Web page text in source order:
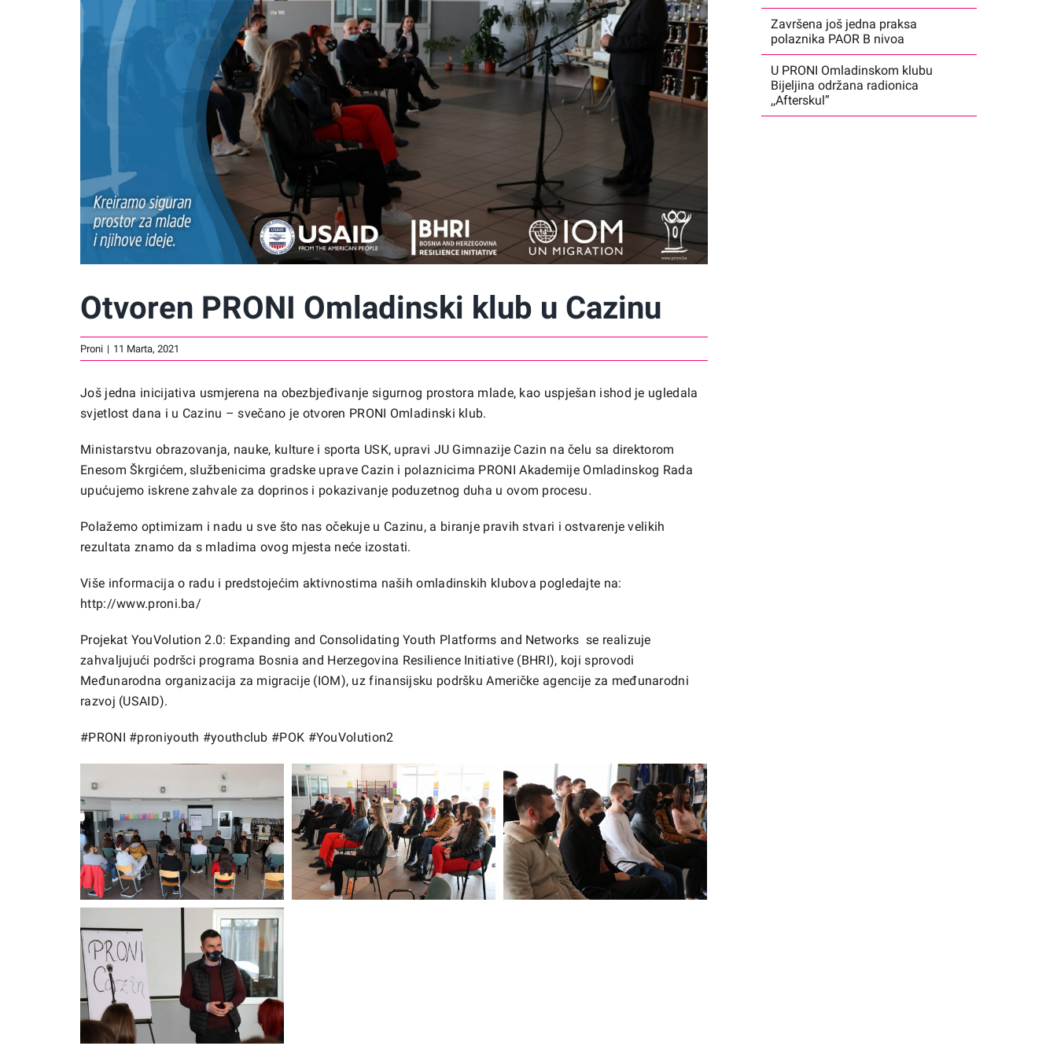
Otvoren PRONI Omladinski klub u Cazinu
Proni | 11 Marta, 2021
Još jedna inicijativa usmjerena na obezbjeđivanje sigurnog prostora mlade, kao uspješan ishod je ugledala
svjetlost dana i u Cazinu – svečano je otvoren PRONI Omladinski klub.
Ministarstvu obrazovanja, nauke, kulture i sporta USK, upravi JU Gimnazije Cazin na čelu sa direktorom
Enesom Škrgićem, službenicima gradske uprave Cazin i polaznicima PRONI Akademije Omladinskog Rada
upućujemo iskrene zahvale za doprinos i pokazivanje poduzetnog duha u ovom procesu.
Polažemo optimizam i nadu u sve što nas očekuje u Cazinu, a biranje pravih stvari i ostvarenje velikih
rezultata znamo da s mladima ovog mjesta neće izostati.
Više informacija o radu i predstojećim aktivnostima naših omladinskih klubova pogledajte na:
http://www.proni.ba/
Projekat YouVolution 2.0: Expanding and Consolidating Youth Platforms and Networks se realizuje
zahvaljujući podršci programa Bosnia and Herzegovina Resilience Initiative (BHRI), koji sprovodi
Međunarodna organizacija za migracije (IOM), uz finansijsku podršku Američke agencije za međunarodni
razvoj (USAID).
#PRONI #proniyouth #youthclub #POK #YouVolution2
Završena još jedna praksa
polaznika PAOR B nivoa
U PRONI Omladinskom klubu
Bijeljina održana radionica
,,Afterskul”